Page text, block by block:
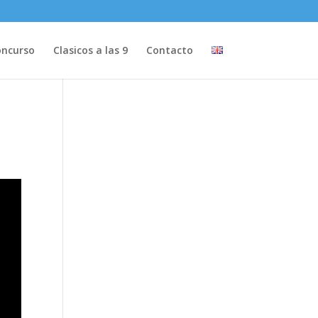
Clasicos a las 9 Contacto